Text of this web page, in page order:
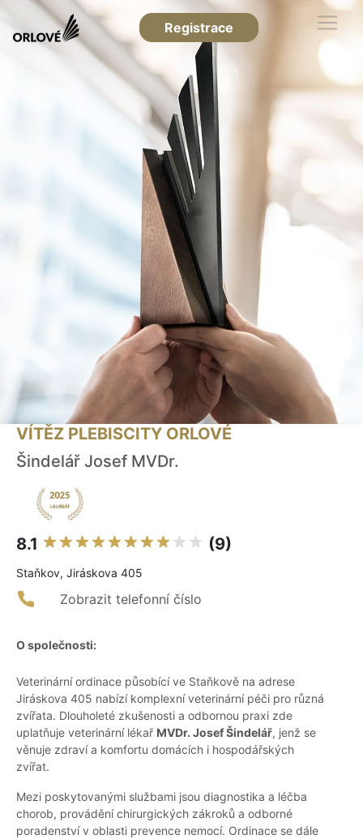
Registrace
VÍTĚZ PLEBISCITY ORLOVÉ
Šindelář Josef MVDr.
8.1 (9)
Staňkov, Jiráskova 405
Zobrazit telefonní číslo
O společnosti:
Veterinární ordinace působící ve Staňkově na adrese
Jiráskova 405 nabízí komplexní veterinární péči pro různá
zvířata. Dlouholeté zkušenosti a odbornou praxi zde
uplatňuje veterinární lékař MVDr. Josef Šindelář, jenž se
věnuje zdraví a komfortu domácích i hospodářských
zvířat.
Mezi poskytovanými službami jsou diagnostika a léčba
chorob, provádění chirurgických zákroků a odborné
poradenství v oblasti prevence nemocí. Ordinace se dále